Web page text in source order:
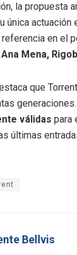
la propuesta
única actuación
en el
Mena,
que
generaciones.
válidas para
últimas
Bellvis